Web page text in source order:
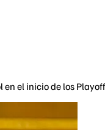
el inicio de los